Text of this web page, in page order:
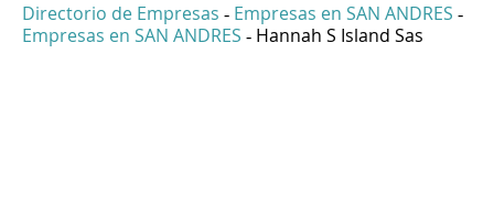
Directorio de Empresas - Empresas en SAN ANDRES -
Empresas en SAN ANDRES - Hannah S Island Sas